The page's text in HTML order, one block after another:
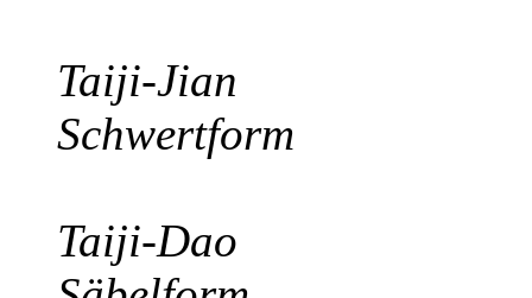
Taiji-Jian
Schwertform
Taiji-Dao